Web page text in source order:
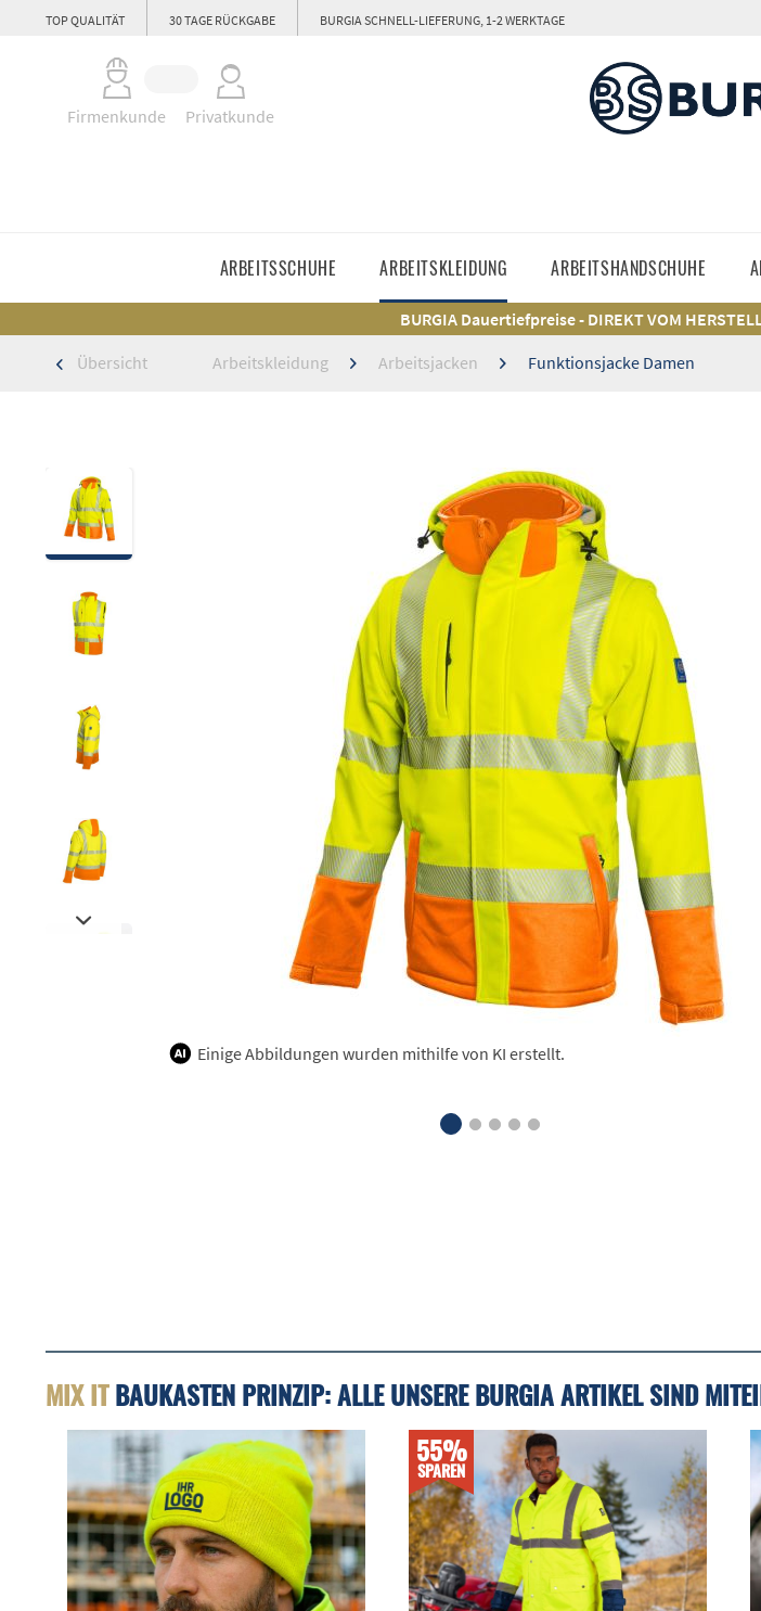
TOP QUALITÄT 30 TAGE RÜCKGABE BURGIA SCHNELL-LIEFERUNG, 1-2 WERKTAGE
Firmenkunde Privatkunde
ARBEITSSCHUHE ARBEITSKLEIDUNG ARBEITSHANDSCHUHE
BURGIA Dauertiefpreise - DIREKT VOM
Übersicht
Arbeitskleidung Arbeitsjacken Funktionsjacke Damen
Einige Abbildungen wurden mithilfe von KI erstellt.
MIX ITBAUKASTEN PRINZIP: ALLE UNSERE BURGIA ARTIKEL SIND
55%
SPAREN